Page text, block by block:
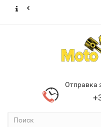
Отправка